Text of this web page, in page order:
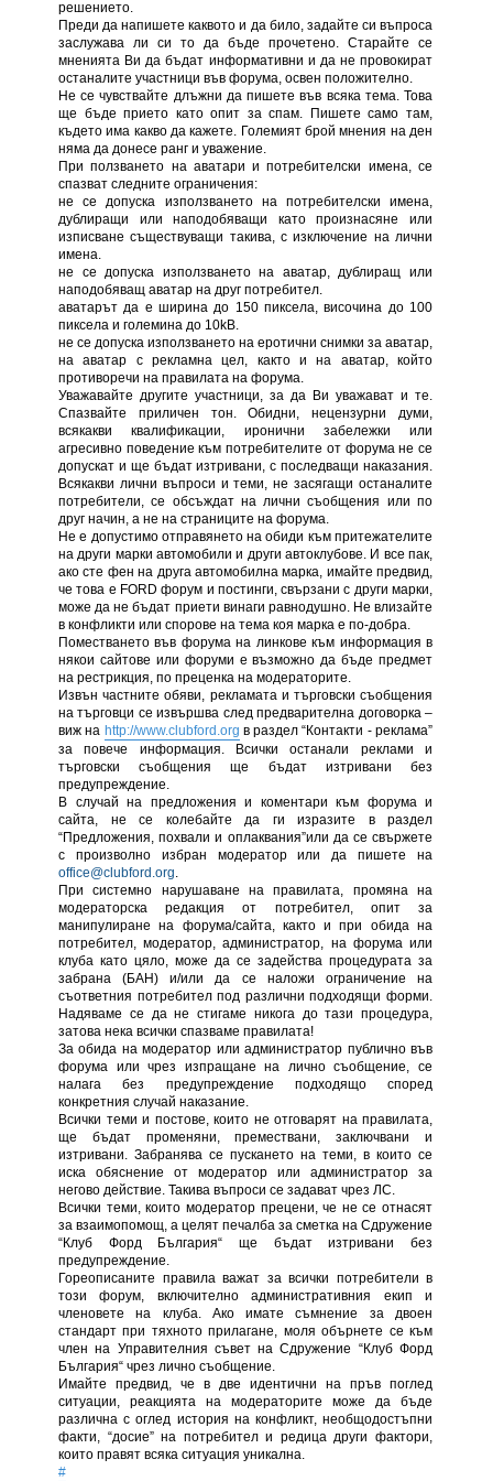
решението.
Преди да напишете каквото и да било, задайте си въпроса
заслужава ли си то да бъде прочетено. Старайте се
мненията Ви да бъдат информативни и да не провокират
останалите участници във форума, освен положително.
Не се чувствайте длъжни да пишете във всяка тема. Това
ще бъде прието като опит за спам. Пишете само там,
където има какво да кажете. Големият брой мнения на ден
няма да донесе ранг и уважение.
При ползването на аватари и потребителски имена, се
спазват следните ограничения:
не се допуска използването на потребителски имена,
дублиращи или наподобяващи като произнасяне или
изписване съществуващи такива, с изключение на лични
имена.
не се допуска използването на аватар, дублиращ или
наподобяващ аватар на друг потребител.
аватарът да е ширина до 150 пиксела, височина до 100
пиксела и големина до 10kB.
не се допуска използването на еротични снимки за аватар,
на аватар с рекламна цел, както и на аватар, който
противоречи на правилата на форума.
Уважавайте другите участници, за да Ви уважават и те.
Спазвайте приличен тон. Обидни, нецензурни думи,
всякакви квалификации, иронични забележки или
агресивно поведение към потребителите от форума не се
допускат и ще бъдат изтривани, с последващи наказания.
Всякакви лични въпроси и теми, не засягащи останалите
потребители, се обсъждат на лични съобщения или по
друг начин, а не на страниците на форума.
Не е допустимо отправянето на обиди към притежателите
на други марки автомобили и други автоклубове. И все пак,
ако сте фен на друга автомобилна марка, имайте предвид,
че това е FORD форум и постинги, свързани с други марки,
може да не бъдат приети винаги равнодушно. Не влизайте
в конфликти или спорове на тема коя марка е по-добра.
Поместването във форума на линкове към информация в
някои сайтове или форуми е възможно да бъде предмет
на рестрикция, по преценка на модераторите.
Извън частните обяви, рекламата и търговски съобщения
на търговци се извършва след предварителна договорка –
виж на http://www.clubford.org в раздел “Контакти - реклама”
за повече информация. Всички останали реклами и
търговски съобщения ще бъдат изтривани без
предупреждение.
В случай на предложения и коментари към форума и
сайта, не се колебайте да ги изразите в раздел
“Предложения, похвали и оплаквания”или да се свържете
с произволно избран модератор или да пишете на
office@clubford.org
При системно нарушаване на правилата, промяна на
модераторска редакция от потребител, опит за
манипулиране на форума/сайта, както и при обида на
потребител, модератор, администратор, на форума или
клуба като цяло, може да се задейства процедурата за
забрана (БАН) и/или да се наложи ограничение на
съответния потребител под различни подходящи форми.
Надяваме се да не стигаме никога до тази процедура,
затова нека всички спазваме правилата!
За обида на модератор или администратор публично във
форума или чрез изпращане на лично съобщение, се
налага без предупреждение подходящо според
конкретния случай наказание.
Всички теми и постове, които не отговарят на правилата,
ще бъдат променяни, премествани, заключвани и
изтривани. Забранява се пускането на теми, в които се
иска обяснение от модератор или администратор за
негово действие. Такива въпроси се задават чрез ЛС.
Всички теми, които модератор прецени, че не се отнасят
за взаимопомощ, а целят печалба за сметка на Сдружение
“Клуб Форд България“ ще бъдат изтривани без
предупреждение.
Гореописаните правила важат за всички потребители в
този форум, включително административния екип и
членовете на клуба. Ако имате съмнение за двоен
стандарт при тяхното прилагане, моля обърнете се към
член на Управителния съвет на Сдружение “Клуб Форд
България“ чрез лично съобщение.
Имайте предвид, че в две идентични на пръв поглед
ситуации, реакцията на модераторите може да бъде
различна с оглед история на конфликт, необщодостъпни
факти, “досие” на потребител и редица други фактори,
които правят всяка ситуация уникална.
#